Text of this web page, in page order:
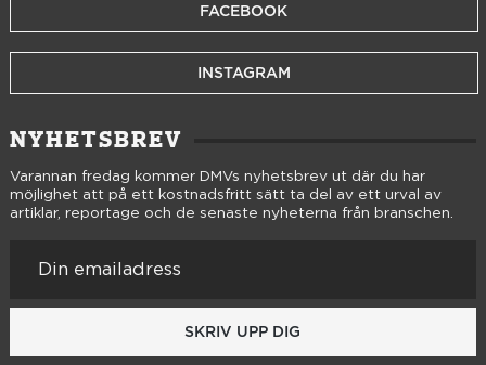
FACEBOOK
INSTAGRAM
NYHETSBREV
Varannan fredag kommer DMVs nyhetsbrev ut där du har
möjlighet att på ett kostnadsfritt sätt ta del av ett urval av
artiklar, reportage och de senaste nyheterna från branschen.
SKRIV UPP DIG